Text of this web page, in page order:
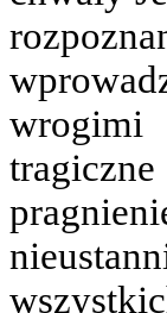
wrogimi